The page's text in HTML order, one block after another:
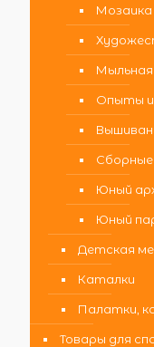
Мозаика
Опыты и
Юный
Юный
Детская
Каталки
Палатки,
Товары для